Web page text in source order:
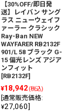
【30%OFF/即日発
送】レイバン サング
ラス ニューウェイフ
ァーラー クラシック
Ray-Ban NEW
WAYFARER RB2132F
901/L 58 ブラック G-
15 偏光レンズ アジア
ンフィット
[RB2132F]
¥18,942 (税込)
通常販売価格:
¥27,060]